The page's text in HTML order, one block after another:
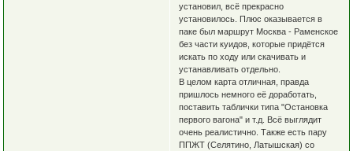
установил, всё прекрасно
установилось. Плюс оказывается в
паке был маршрут Москва - Раменское
без части куидов, которые придётся
искать по ходу или скачивать и
устанавливать отдельно.
В целом карта отличная, правда
пришлось немного её доработать,
поставить таблички типа "Остановка
первого вагона" и т.д. Всё выглядит
очень реалистично. Также есть пару
ППЖТ (Селятино, Латышская) со